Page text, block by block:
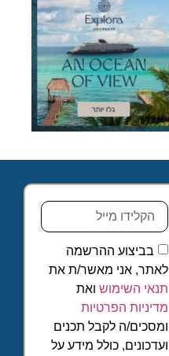
בביצוע ההרשמה
לאתר, אני מאשר/ת את
תנאי השימוש ואת
מדיניות הפרטיות
ומסכים/ה לקבל תכנים
ועדכונים, כולל מידע על